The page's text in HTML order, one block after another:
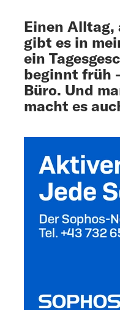
Einen Alltag,
gibt es in
ein
beginnt früh
Büro. Und
macht es